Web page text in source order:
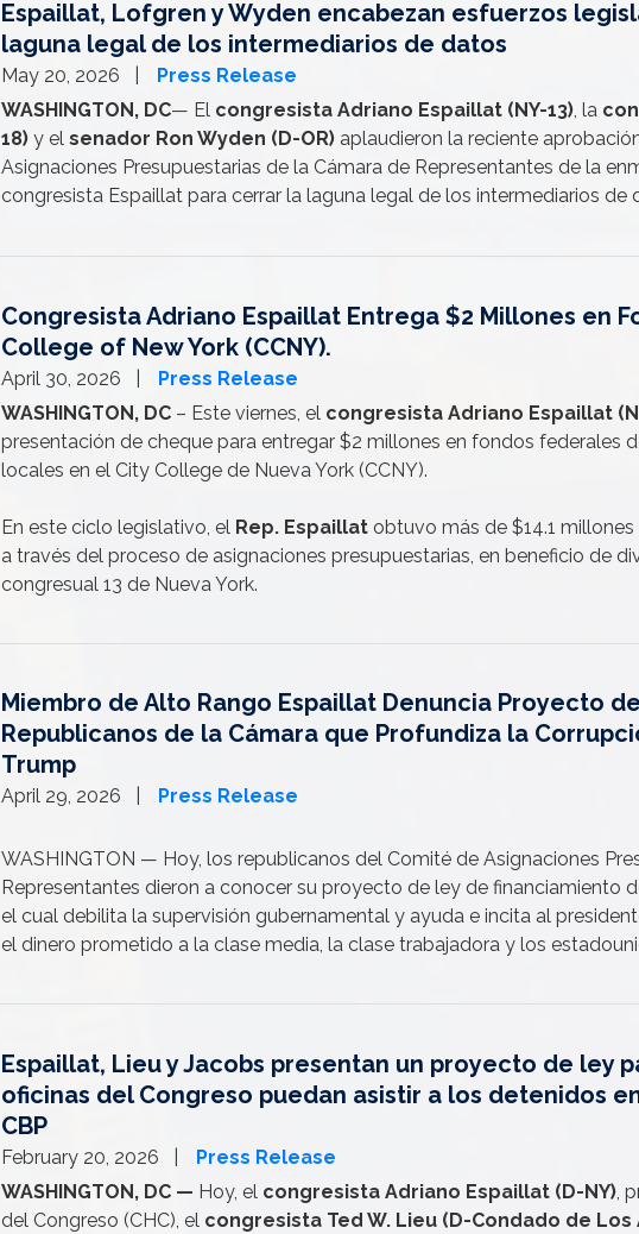
Espaillat, Lofgren y Wyden encabezan esfuerzos
laguna legal de los intermediarios de datos
May 20, 2026
Press Release
WASHINGTON, DC— El congresista Adriano Espaillat (NY-13), la
18) y el senador Ron Wyden (D-OR) aplaudieron la reciente
Asignaciones Presupuestarias de la Cámara de Representantes de la
congresista Espaillat para cerrar la laguna legal de los intermediarios de
Congresista Adriano Espaillat Entrega $2 Millones en
College of New York (CCNY).
April 30, 2026
Press Release
WASHINGTON, DC – Este viernes, el congresista Adriano Espaillat
presentación de cheque para entregar $2 millones en fondos federales
locales en el City College de Nueva York (CCNY).
En este ciclo legislativo, el Rep. Espaillat obtuvo más de $14.1
a través del proceso de asignaciones presupuestarias, en beneficio de
congresual 13 de Nueva York.
Miembro de Alto Rango Espaillat Denuncia Proyecto
Republicanos de la Cámara que Profundiza la
Trump
April 29, 2026 Press Release
WASHINGTON — Hoy, los republicanos del Comité de Asignaciones
Representantes dieron a conocer su proyecto de ley de financiamiento
el cual debilita la supervisión gubernamental y ayuda e incita al
el dinero prometido a la clase media, la clase trabajadora y los
Espaillat, Lieu y Jacobs presentan un proyecto de ley
oficinas del Congreso puedan asistir a los detenidos
CBP
February 20, 2026
Press Release
WASHINGTON, DC — Hoy, el congresista Adriano Espaillat (D-NY),
del Congreso (CHC), el congresista Ted W. Lieu (D-Condado de Los